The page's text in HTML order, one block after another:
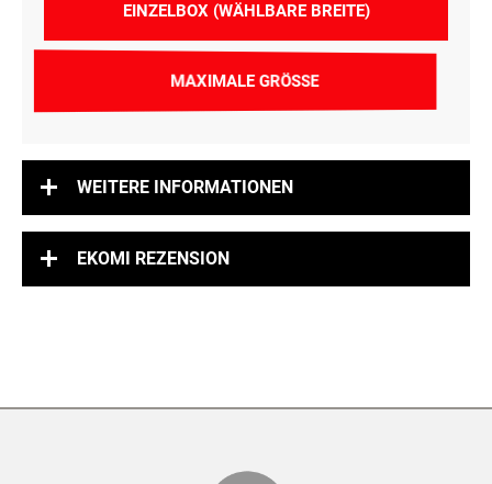
EINZELBOX (WÄHLBARE BREITE)
MAXIMALE GRÖSSE
WEITERE INFORMATIONEN
EKOMI REZENSION